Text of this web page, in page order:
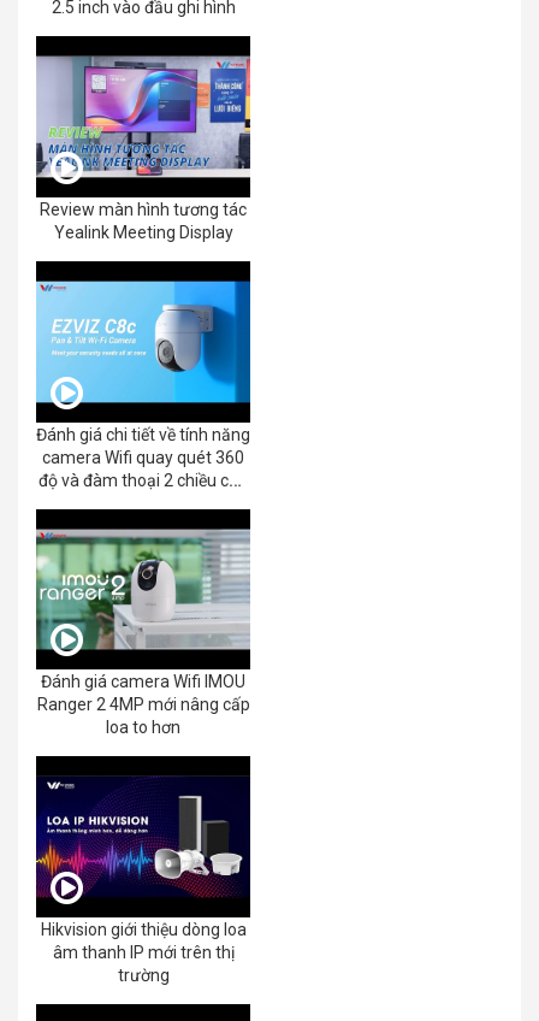
2.5 inch vào đầu ghi hình
Review màn hình tương tác
Yealink Meeting Display
Đánh giá chi tiết về tính năng
camera Wifi quay quét 360
độ và đàm thoại 2 chiều của
Đánh giá camera Wifi IMOU
Ranger 2 4MP mới nâng cấp
loa to hơn
Hikvision giới thiệu dòng loa
âm thanh IP mới trên thị
trường